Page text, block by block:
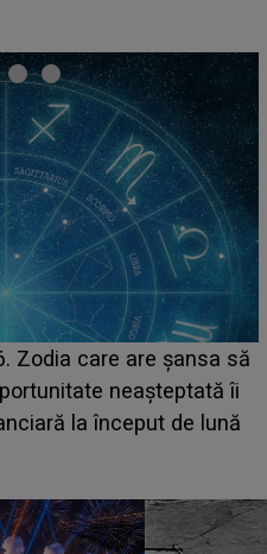
zi. Cine sunt artiștii
la ce ore au loc cele mai
principală?